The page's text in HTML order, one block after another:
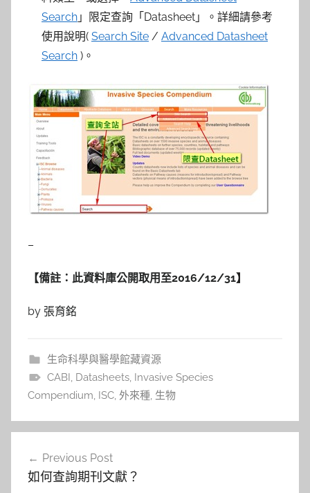
Search 」限定查詢「Datasheet」。詳細請參考
使用說明( Search Site / Advanced Datasheet
Search )。
–
【備註：此資料庫公開取用至2016/12/31】
by 張育銘
生命科學與醫學館藏資源
CABI, Datasheets, Invasive Species
Compendium, ISC, 外來種, 生物
章
Previous Post
如何查詢期刊文獻？